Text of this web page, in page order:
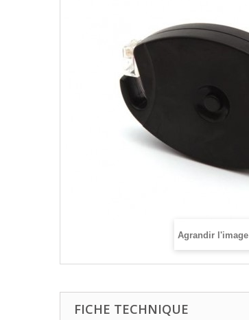
Agrandir l'image
FICHE TECHNIQUE